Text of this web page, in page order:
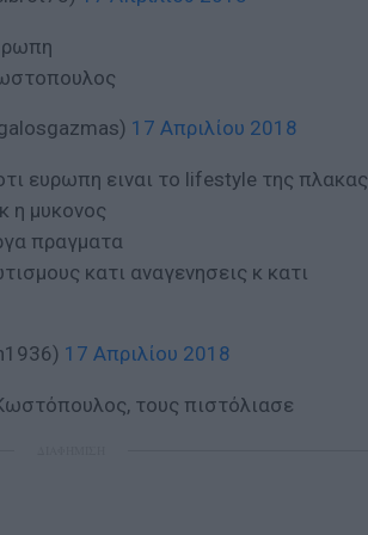
17 Απριλίου 2018
ευρωπη ειναι το lifestyle της πλακας
η μυκονος
πραγματα
κατι αναγενησεις κ κατι
17 Απριλίου 2018
τους πιστόλιασε